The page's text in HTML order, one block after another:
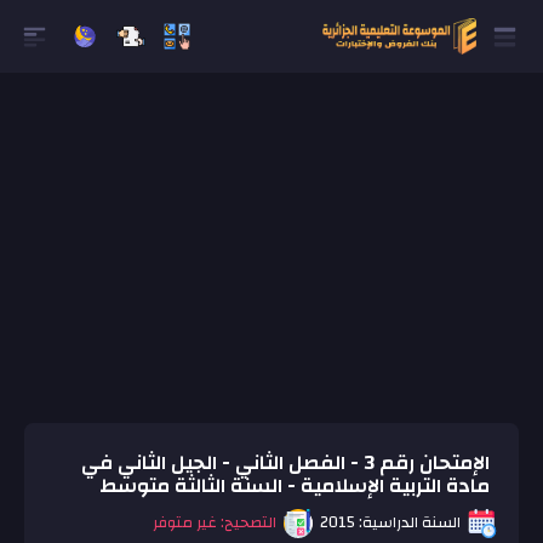
الإمتحان رقم 3 - الفصل الثاني - الجيل الثاني في
مادة التربية الإسلامية - السنة الثالثة متوسط
السنة الدراسية: 2015 التصحيح: غير متوفر